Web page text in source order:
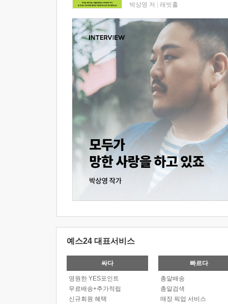
박상영 저 래빗홀
예스24 대표서비스
싸다
영원한 YES포인트
무료배송+추가적립
신규회원 혜택
빠르다
총알배송
총알검색
매장 픽업 서비스